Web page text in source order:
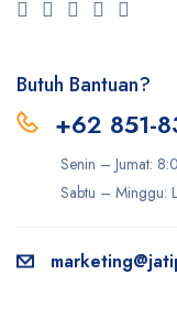
Butuh Bantuan?
+62 851-
Senin – Jumat:
Sabtu – Minggu: